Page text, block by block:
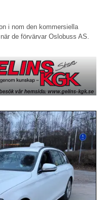
i nom den kommersiella
de förvärvar Oslobuss AS.